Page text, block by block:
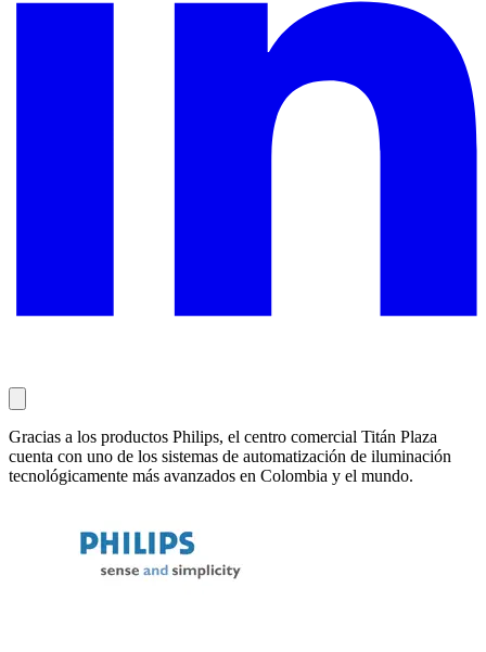
Gracias a los productos Philips, el centro comercial Titán Plaza
cuenta con uno de los sistemas de automatización de iluminación
tecnológicamente más avanzados en Colombia y el mundo.